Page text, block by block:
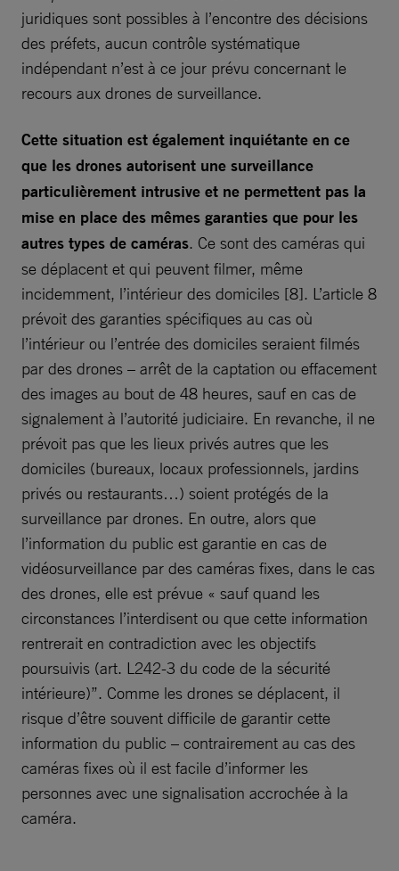
juridiques sont possibles à l’encontre des décisions
des préfets, aucun contrôle systématique
indépendant n’est à ce jour prévu concernant le
recours aux drones de surveillance.
Cette situation est également inquiétante en ce
que les drones autorisent une surveillance
particulièrement intrusive et ne permettent pas la
mise en place des mêmes garanties que pour les
autres types de caméras. Ce sont des caméras qui
se déplacent et qui peuvent filmer, même
incidemment, l’intérieur des domiciles [8]. L’article 8
prévoit des garanties spécifiques au cas où
l’intérieur ou l’entrée des domiciles seraient filmés
par des drones – arrêt de la captation ou effacement
des images au bout de 48 heures, sauf en cas de
signalement à l’autorité judiciaire. En revanche, il ne
prévoit pas que les lieux privés autres que les
domiciles (bureaux, locaux professionnels, jardins
privés ou restaurants…) soient protégés de la
surveillance par drones. En outre, alors que
l’information du public est garantie en cas de
vidéosurveillance par des caméras fixes, dans le cas
des drones, elle est prévue « sauf quand les
circonstances l’interdisent ou que cette information
rentrerait en contradiction avec les objectifs
poursuivis (art. L242-3 du code de la sécurité
intérieure)”. Comme les drones se déplacent, il
risque d’être souvent difficile de garantir cette
information du public – contrairement au cas des
caméras fixes où il est facile d’informer les
personnes avec une signalisation accrochée à la
caméra.